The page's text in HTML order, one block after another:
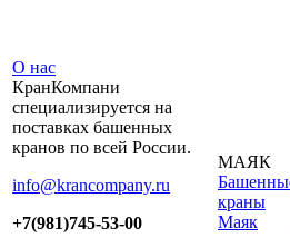
О нас
КранКомпани
специализируется на
поставках башенных
кранов по всей России.
info@krancompany.ru
+7(981)745-53-00
МАЯК
краны
Маяк